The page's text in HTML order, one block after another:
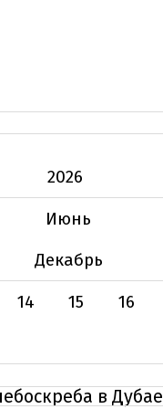
2026
Июнь
Декабрь
14
15 16
в Дубае